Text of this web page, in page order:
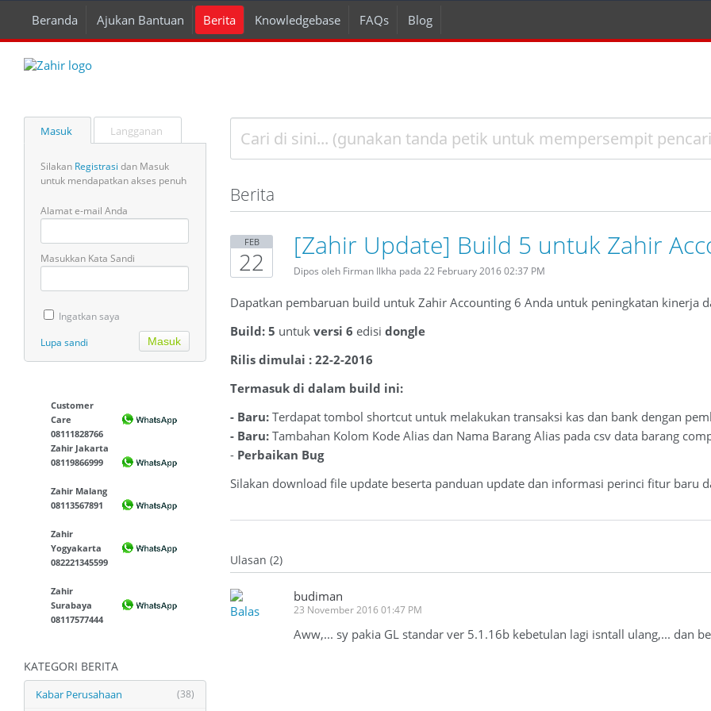
Beranda Ajukan Bantuan Berita Knowledgebase FAQs Blog
Masuk Langganan
Silakan Registrasi dan Masuk
untuk mendapatkan akses penuh
Alamat e-mail Anda
Masukkan Kata Sandi
Ingatkan saya
Lupa sandi
Customer
Care
08111828766
Zahir Jakarta
08119866999
Zahir Malang
08113567891
Zahir
Yogyakarta
082221345599
Zahir
Surabaya
08117577444
KATEGORI BERITA
(38)
Kabar Perusahaan
Berita
FEB
22
[Zahir Update] Build 5 untuk Zahir
Dipos oleh Firman Ilkha pada 22 February 2016 02:37 PM
Dapatkan pembaruan build untuk Zahir Accounting 6 Anda untuk peningkatan kinerja
Build: 5 untuk versi 6 edisi dongle
Rilis dimulai : 22-2-2016
Termasuk di dalam build ini:
- Baru: Terdapat tombol shortcut untuk melakukan transaksi kas dan bank dengan
- Baru: Tambahan Kolom Kode Alias dan Nama Barang Alias pada csv data barang
- Perbaikan Bug
Silakan download file update beserta panduan update dan informasi perinci fitur baru
Ulasan (2)
Balas
budiman
23 November 2016 01:47 PM
Aww,... sy pakia GL standar ver 5.1.16b kebetulan lagi isntall ulang,... dan